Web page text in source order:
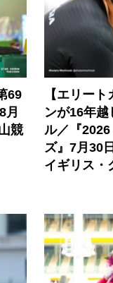
69
月
競
【エリー
ンが16年
ル／『
ズ』7月30
イギリス・